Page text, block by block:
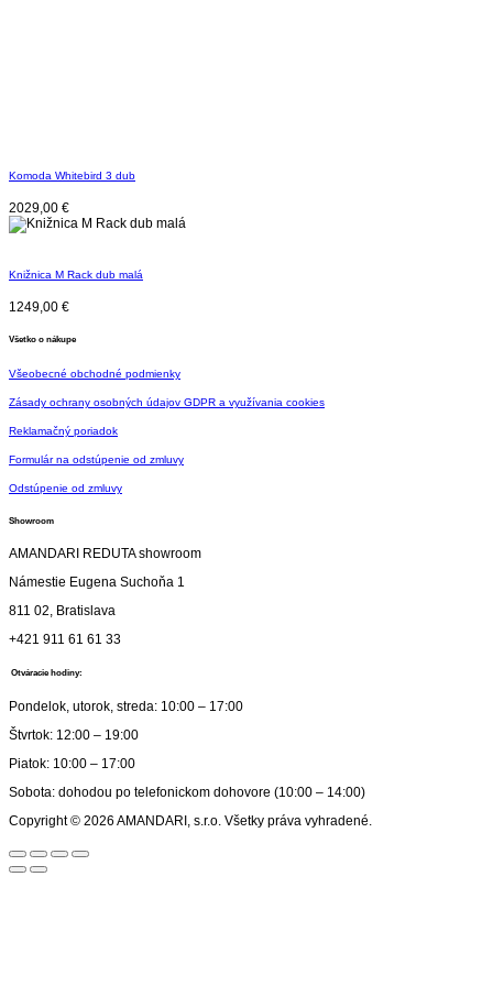
Komoda Whitebird 3 dub
2029,00 €
Knižnica M Rack dub malá
1249,00 €
Všetko o nákupe
Všeobecné obchodné podmienky
Zásady ochrany osobných údajov GDPR a využívania cookies
Reklamačný poriadok
Formulár na odstúpenie od zmluvy
Odstúpenie od zmluvy
Showroom
AMANDARI REDUTA showroom
Námestie Eugena Suchoňa 1
811 02, Bratislava
+421 911 61 61 33
Otváracie hodiny:
Pondelok, utorok, streda: 10:00 – 17:00
Štvrtok: 12:00 – 19:00
Piatok: 10:00 – 17:00
Sobota: dohodou po telefonickom dohovore (10:00 – 14:00)
Copyright © 2026 AMANDARI, s.r.o. Všetky práva vyhradené.